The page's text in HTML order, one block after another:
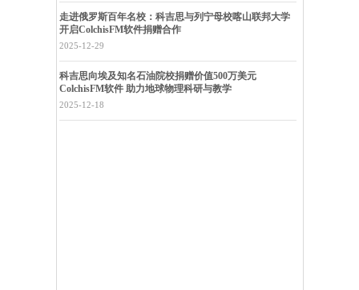
走进俄罗斯百年名校：科吉思与列宁母校喀山联邦大学
开启ColchisFM软件捐赠合作
2025-12-29
科吉思向埃及知名石油院校捐赠价值500万美元
ColchisFM软件 助力地球物理科研与教学
2025-12-18